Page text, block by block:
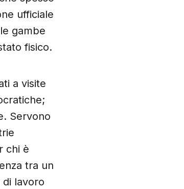
ufficiale
gambe
fisico.
a visite
Servono
chi è
tra un
di lavoro